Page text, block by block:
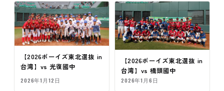
【2026ボーイズ東北選抜 in
台湾】vs 光復國中
2026年1月12日
【2026ボーイズ東北選抜 in
台湾】vs 橋頭國中
2026年1月6日